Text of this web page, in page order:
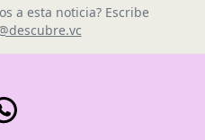
a esta noticia? Escribe